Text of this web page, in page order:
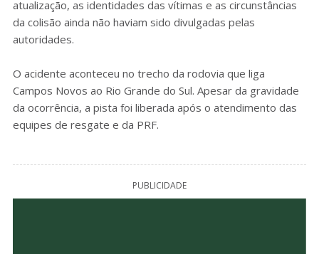
atualização, as identidades das vítimas e as circunstâncias
da colisão ainda não haviam sido divulgadas pelas
autoridades.
O acidente aconteceu no trecho da rodovia que liga
Campos Novos ao Rio Grande do Sul. Apesar da gravidade
da ocorrência, a pista foi liberada após o atendimento das
equipes de resgate e da PRF.
PUBLICIDADE